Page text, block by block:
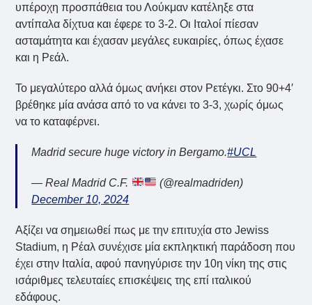
υπέροχη προσπάθεια του Λούκμαν κατέληξε στα
αντίπαλα δίχτυα και έφερε το 3-2. Οι Ιταλοί πίεσαν
ασταμάτητα και έχασαν μεγάλες ευκαιρίες, όπως έχασε
και η Ρεάλ.
Το μεγαλύτερο αλλά όμως ανήκει στον Ρετέγκι. Στο 90+4′
βρέθηκε μία ανάσα από το να κάνει το 3-3, χωρίς όμως
να το καταφέρνει.
Madrid secure huge victory in Bergamo.#UCL
— Real Madrid C.F.
(@realmadriden)
December 10, 2024
Αξίζει να σημειωθεί πως με την επιτυχία στο Jewiss
Stadium, η Ρέαλ συνέχισε μία εκπληκτική παράδοση που
έχει στην Ιταλία, αφού πανηγύρισε την 10η νίκη της στις
ισάριθμες τελευταίες επισκέψεις της επί ιταλικού
εδάφους.